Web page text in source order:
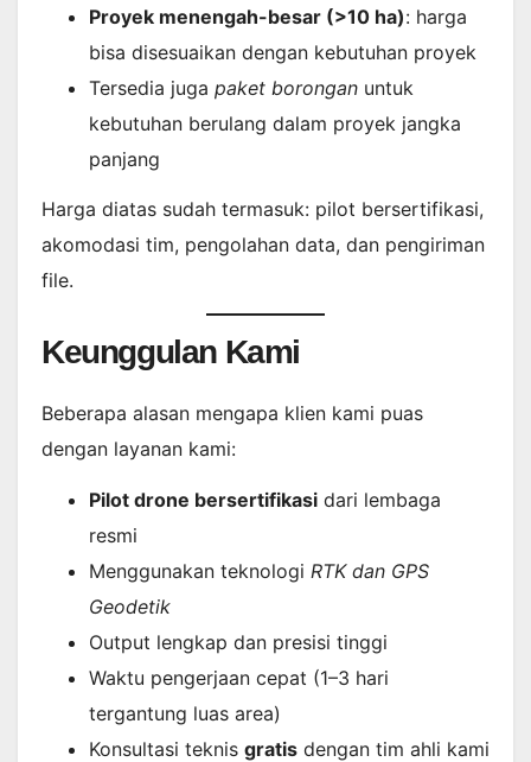
Proyek menengah-besar (>10 ha): harga
bisa disesuaikan dengan kebutuhan proyek
Tersedia juga paket borongan untuk
kebutuhan berulang dalam proyek jangka
panjang
Harga diatas sudah termasuk: pilot bersertifikasi,
akomodasi tim, pengolahan data, dan pengiriman
file.
Keunggulan Kami
Beberapa alasan mengapa klien kami puas
dengan layanan kami:
Pilot drone bersertifikasi dari lembaga
resmi
Menggunakan teknologi RTK dan GPS
Geodetik
Output lengkap dan presisi tinggi
Waktu pengerjaan cepat (1–3 hari
tergantung luas area)
Konsultasi teknis gratis dengan tim ahli kami